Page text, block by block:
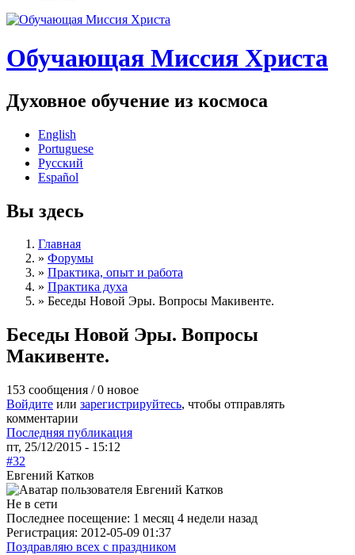
Обучающая Миссия Христа
Духовное обучение из космоса
English
Portuguese
Русский
Español
Вы здесь
Главная
» Форумы
» Практика, опыт и работа
» Практика духа
» Беседы Новой Эры. Вопросы Макивенте.
Беседы Новой Эры. Вопросы
Макивенте.
153 сообщения / 0 новое
Войдите или зарегистрируйтесь, чтобы отправлять
комментарии
Последняя публикация
пт, 25/12/2015 - 15:12
#32
Евгений Катков
Не в сети
Последнее посещение: 1 месяц 4 недели назад
Регистрация: 2012-05-09 01:37
Поздравляю всех с праздником